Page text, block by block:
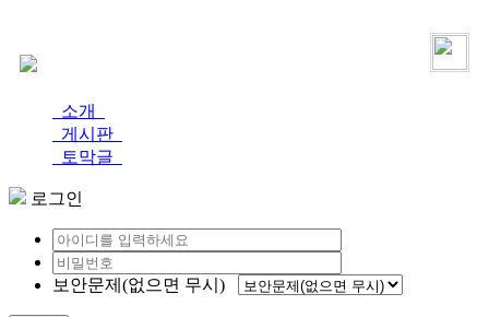
소개
게시판
토막글
로그인
보안문제(없으면 무시)